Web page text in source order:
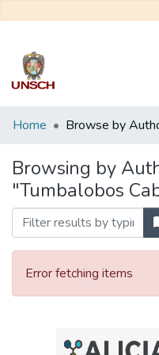
Communities
Collections
All of DSpace
Home Browse by
Browsing by
"Tumbalobos
Error fetching items